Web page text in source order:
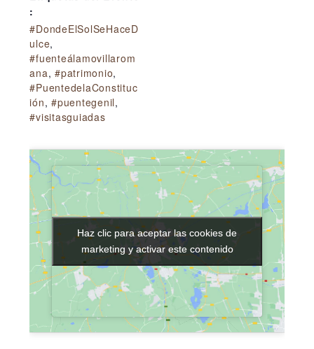
:
#DondeElSolSeHaceD
ulce,
#fuenteálamovillarom
ana,#patrimonio,
#PuentedelaConstituc
ión,#puentegenil,
#visitasguiadas
Haz clic para aceptar las cookies de
marketing y activar este contenido
Haz clic para aceptar las cookies de
marketing y activar este contenido